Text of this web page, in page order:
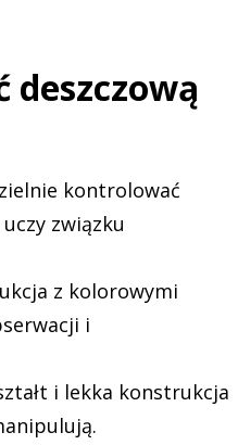
deszczową
kontrolować
związku
z kolorowymi
i
i lekka konstrukcja